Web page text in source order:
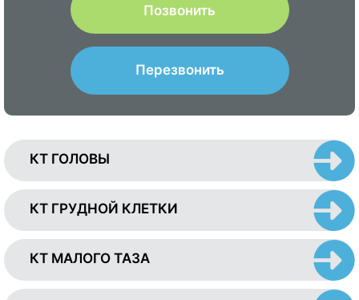
Позвонить
Перезвонить
КТ ГОЛОВЫ
КТ ГРУДНОЙ КЛЕТКИ
КТ МАЛОГО ТАЗА